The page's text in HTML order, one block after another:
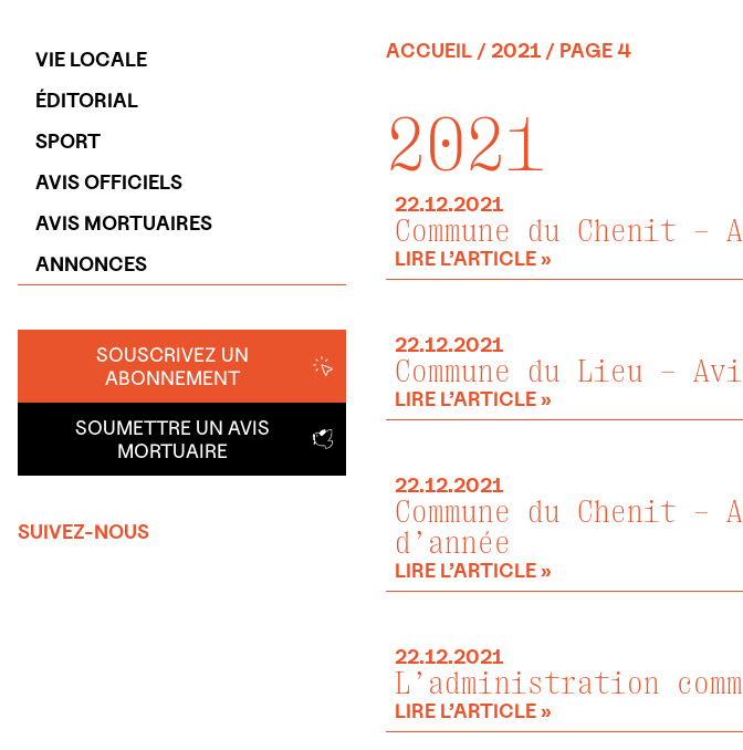
VIE LOCALE
ÉDITORIAL
SPORT
AVIS OFFICIELS
AVIS MORTUAIRES
ANNONCES
SOUSCRIVEZ UN
ABONNEMENT
SOUMETTRE UN AVIS
MORTUAIRE
SUIVEZ-NOUS
ACCUEIL / 2021 / PAGE 4
2021
22.12.2021
Commune du Chenit –
LIRE L’ARTICLE »
22.12.2021
Commune du Lieu –
LIRE L’ARTICLE »
22.12.2021
Commune du Chenit
d’année
LIRE L’ARTICLE »
22.12.2021
L’administration
LIRE L’ARTICLE »